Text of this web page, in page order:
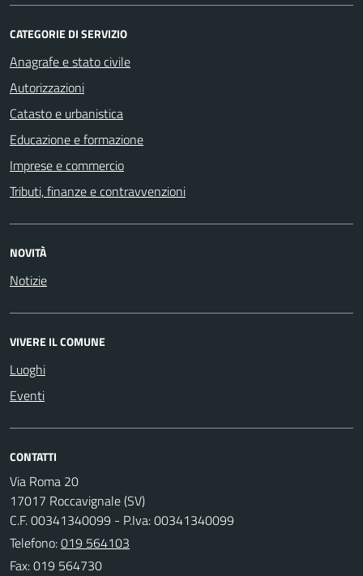
CATEGORIE DI SERVIZIO
Anagrafe e stato civile
Autorizzazioni
Catasto e urbanistica
Educazione e formazione
Imprese e commercio
Tributi, finanze e contravvenzioni
NOVITÀ
Notizie
VIVERE IL COMUNE
Luoghi
Eventi
CONTATTI
Via Roma 20
17017 Roccavignale (SV)
C.F. 00341340099 - P.Iva: 00341340099
Telefono:019 564103
Fax: 019 564730